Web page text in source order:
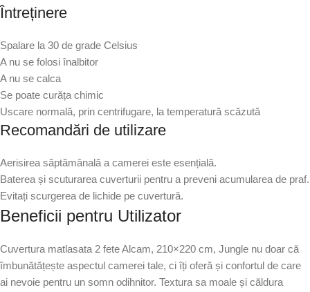
Întreținere
Spalare la 30 de grade Celsius
A nu se folosi înalbitor
A nu se calca
Se poate curăța chimic
Uscare normală, prin centrifugare, la temperatură scăzută
Recomandări de utilizare
Aerisirea săptămânală a camerei este esențială.
Baterea și scuturarea cuverturii pentru a preveni acumularea de praf.
Evitați scurgerea de lichide pe cuvertură.
Beneficii pentru Utilizator
Cuvertura matlasata 2 fete Alcam, 210×220 cm, Jungle nu doar că
îmbunătățește aspectul camerei tale, ci îți oferă și confortul de care
ai nevoie pentru un somn odihnitor. Textura sa moale și căldura